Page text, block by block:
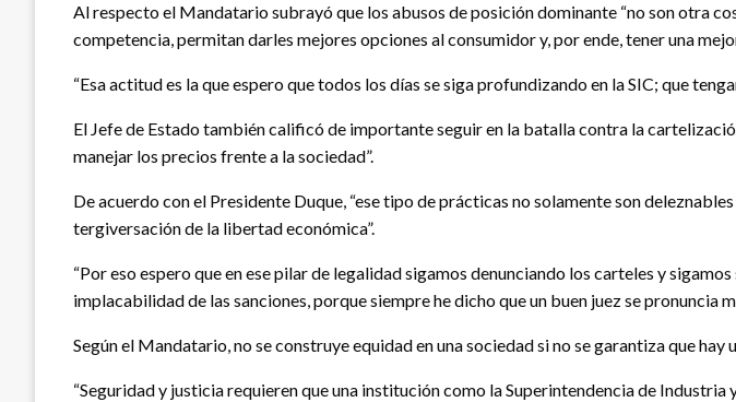
Al respecto el Mandatario subrayó que los abusos de posición dominante “no son otra
competencia, permitan darles mejores opciones al consumidor y, por ende, tener una
“Esa actitud es la que espero que todos los días se siga profundizando en la SIC; que
El Jefe de Estado también calificó de importante seguir en la batalla contra la
manejar los precios frente a la sociedad”.
De acuerdo con el Presidente Duque, “ese tipo de prácticas no solamente son
tergiversación de la libertad económica”.
“Por eso espero que en ese pilar de legalidad sigamos denunciando los carteles y
implacabilidad de las sanciones, porque siempre he dicho que un buen juez se
Según el Mandatario, no se construye equidad en una sociedad si no se garantiza que
“Seguridad y justicia requieren que una institución como la Superintendencia de